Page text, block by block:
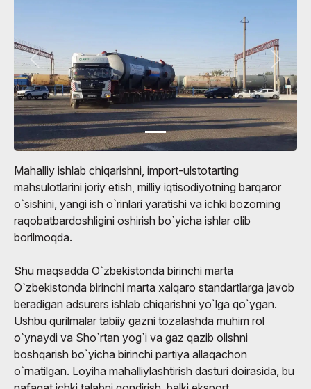
Mahalliy ishlab chiqarishni, import-ulstotarting
mahsulotlarini joriy etish, milliy iqtisodiyotning barqaror
o`sishini, yangi ish o`rinlari yaratishi va ichki bozorning
raqobatbardoshligini oshirish bo`yicha ishlar olib
borilmoqda.
Shu maqsadda O`zbekistonda birinchi marta
O`zbekistonda birinchi marta xalqaro standartlarga javob
beradigan adsurers ishlab chiqarishni yo`lga qo`ygan.
Ushbu qurilmalar tabiiy gazni tozalashda muhim rol
o`ynaydi va Sho`rtan yog`i va gaz qazib olishni
boshqarish bo`yicha birinchi partiya allaqachon
o`rnatilgan. Loyiha mahalliylashtirish dasturi doirasida, bu